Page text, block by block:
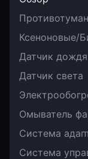
Ксеноновые/
Датчик дождя
Датчик света
Омыватель
Система
Система